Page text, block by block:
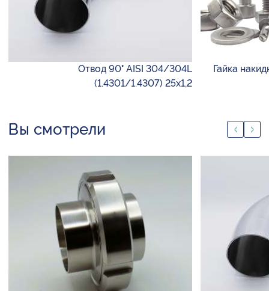
Отвод 90° AISI 304/304L
(1.4301/1.4307) 25х1,2
Гайка
Вы смотрели